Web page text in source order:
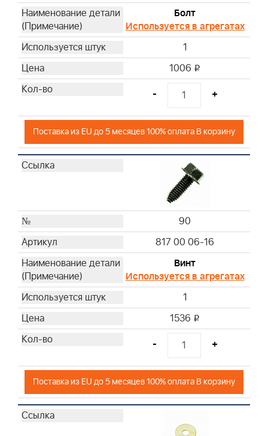
Болт
Используется в агрегатах
1
1006 i
- +
Поставка из EU до 5 месяцев 100% оплата В корзину
90
817 00 06-16
Винт
Используется в агрегатах
1
1536 i
- +
Поставка из EU до 5 месяцев 100% оплата В корзину